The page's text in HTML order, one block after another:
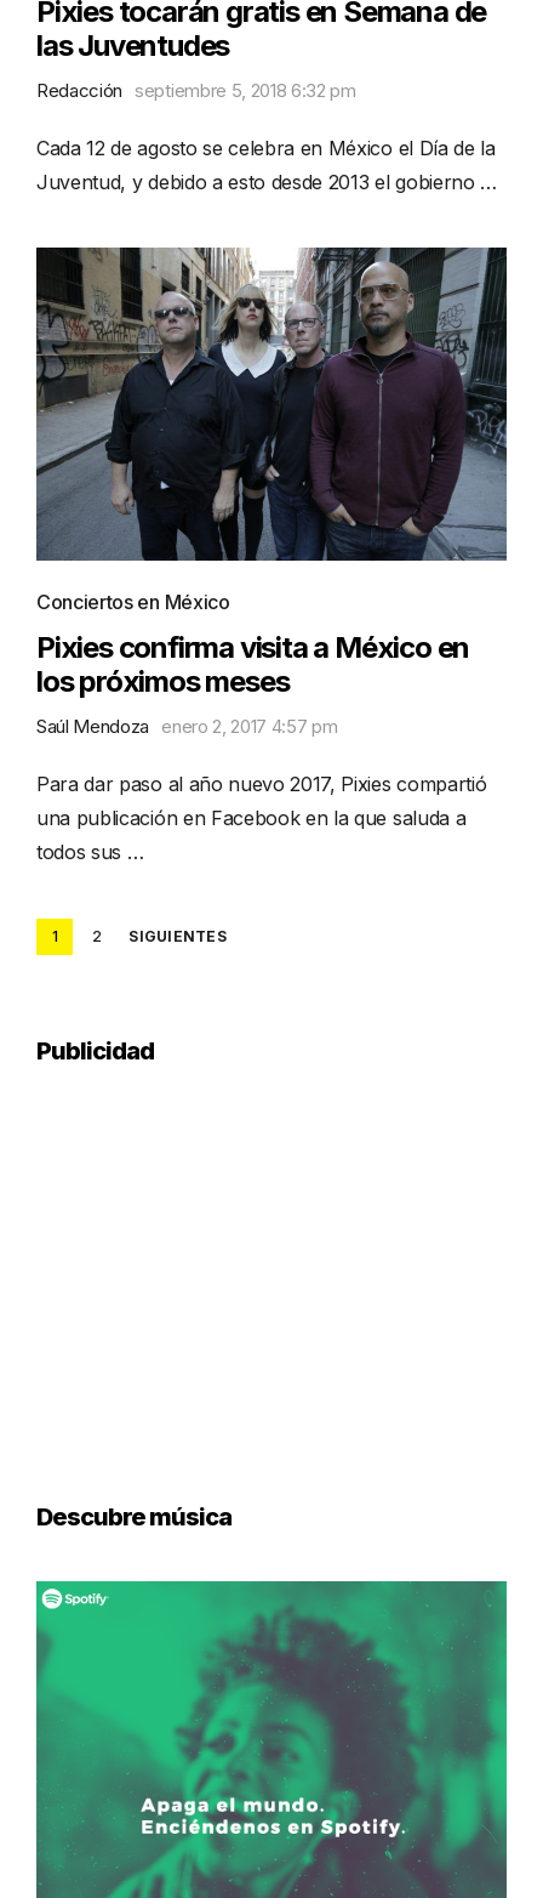
Pixies tocarán gratis en Semana de
las Juventudes
Redacción septiembre 5, 2018 6:32 pm
Cada 12 de agosto se celebra en México el Día de la
Juventud, y debido a esto desde 2013 el gobierno …
Conciertos en México
Pixies confirma visita a México en
los próximos meses
Saúl Mendoza enero 2, 2017 4:57 pm
Para dar paso al año nuevo 2017, Pixies compartió
una publicación en Facebook en la que saluda a
todos sus …
Posts
1 2 SIGUIENTES
Publicidad
Descubre música